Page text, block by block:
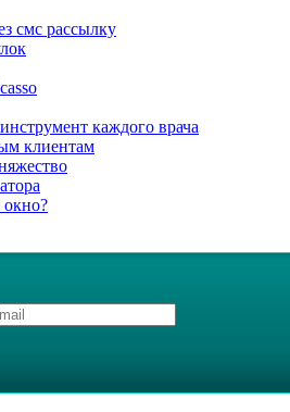
смс рассылку
каждого врача
клиентам
окно?